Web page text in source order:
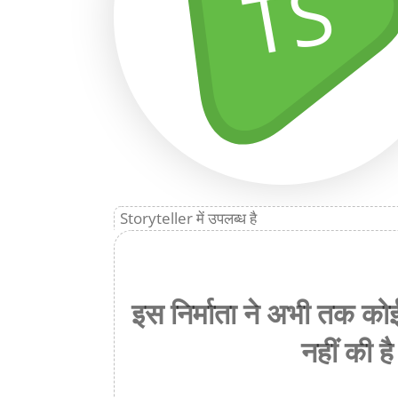
Storyteller में उपलब्ध है
इस निर्माता ने अभी तक
नहीं की